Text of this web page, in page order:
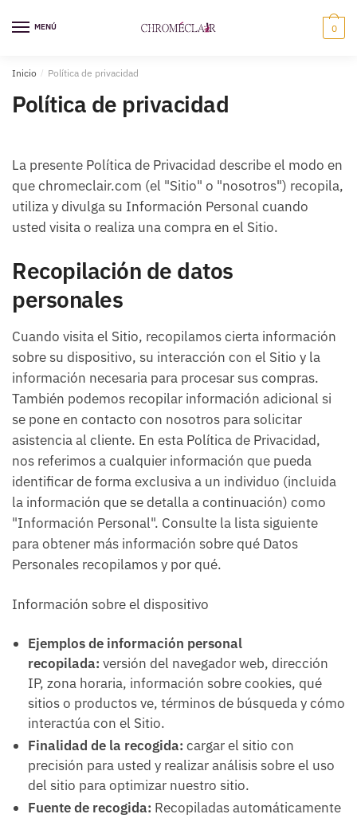
navegación
MENÚ 0
Inicio / Política de privacidad
Política de privacidad
La presente Política de Privacidad describe el modo en
que chromeclair.com (el "Sitio" o "nosotros") recopila,
utiliza y divulga su Información Personal cuando
usted visita o realiza una compra en el Sitio.
Recopilación de datos
personales
Cuando visita el Sitio, recopilamos cierta información
sobre su dispositivo, su interacción con el Sitio y la
información necesaria para procesar sus compras.
También podemos recopilar información adicional si
se pone en contacto con nosotros para solicitar
asistencia al cliente. En esta Política de Privacidad,
nos referimos a cualquier información que pueda
identificar de forma exclusiva a un individuo (incluida
la información que se detalla a continuación) como
"Información Personal". Consulte la lista siguiente
para obtener más información sobre qué Datos
Personales recopilamos y por qué.
Información sobre el dispositivo
Ejemplos de información personal
recopilada: versión del navegador web, dirección
IP, zona horaria, información sobre cookies, qué
sitios o productos ve, términos de búsqueda y cómo
interactúa con el Sitio.
Finalidad de la recogida: cargar el sitio con
precisión para usted y realizar análisis sobre el uso
del sitio para optimizar nuestro sitio.
Fuente de recogida: Recopiladas automáticamente